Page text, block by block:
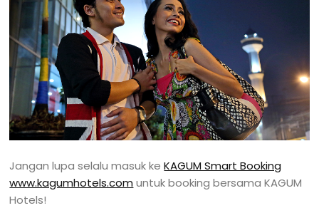
Jangan lupa selalu masuk keKAGUM Smart Booking
www.kagumhotels.com untuk booking bersama KAGUM
Hotels!